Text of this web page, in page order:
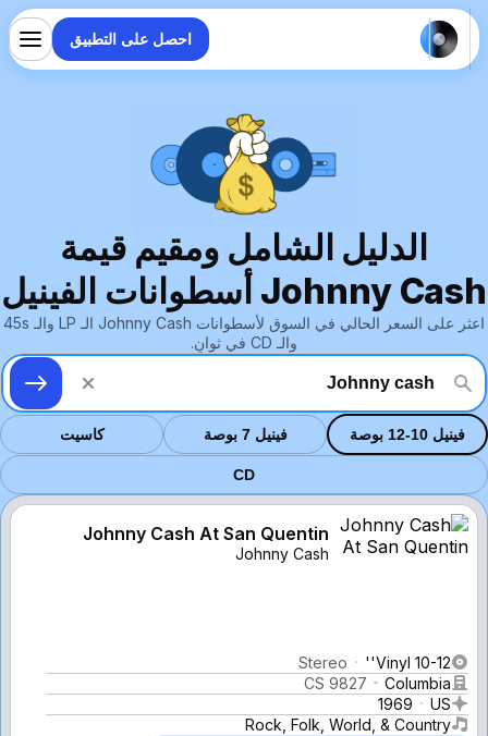
احصل على التطبيق
الدليل الشامل ومقيم قيمة
Johnny Cash أسطوانات الفينيل
اعثر على السعر الحالي في السوق لأسطوانات Johnny Cash الـ LP والـ 45s
والـ CD في ثوانٍ.
فينيل 10-12 بوصة فينيل 7 بوصة كاسيت
CD
Johnny Cash At San Quentin
Johnny Cash
Vinyl 10-12''
Stereo
Columbia
CS 9827
US
1969
Rock, Folk, World, & Country